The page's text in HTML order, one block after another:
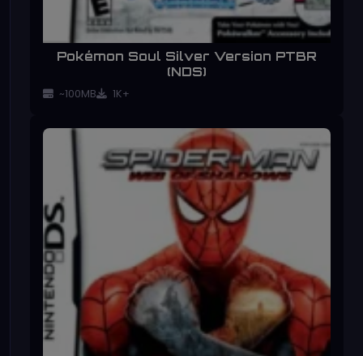
Pokémon Soul Silver Version PTBR
(NDS)
~100MB 1K+